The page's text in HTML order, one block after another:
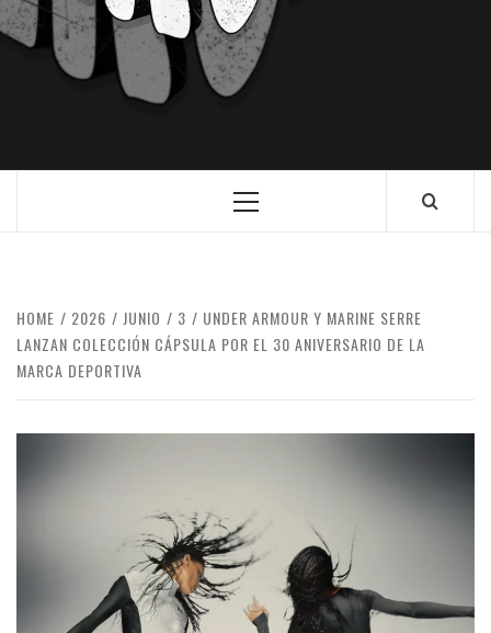
HOME 2026 JUNIO 3
UNDER ARMOUR Y MARINE SERRE
LANZAN COLECCIÓN CÁPSULA POR EL 30 ANIVERSARIO DE LA
MARCA DEPORTIVA